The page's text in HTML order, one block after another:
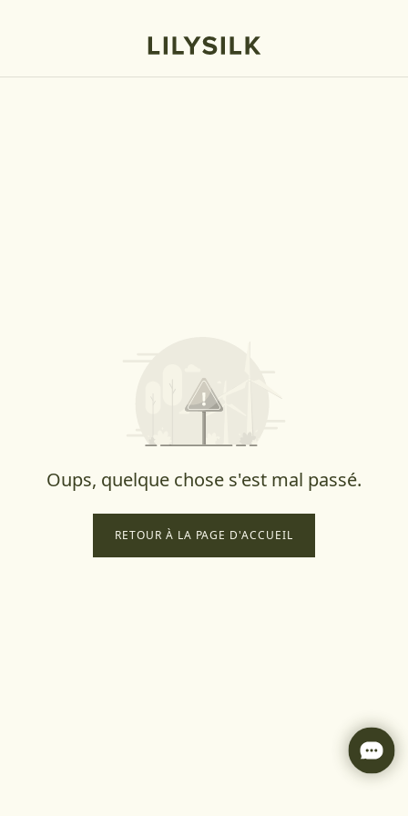
Oups, quelque chose s'est mal passé.
RETOUR À LA PAGE D'ACCUEIL